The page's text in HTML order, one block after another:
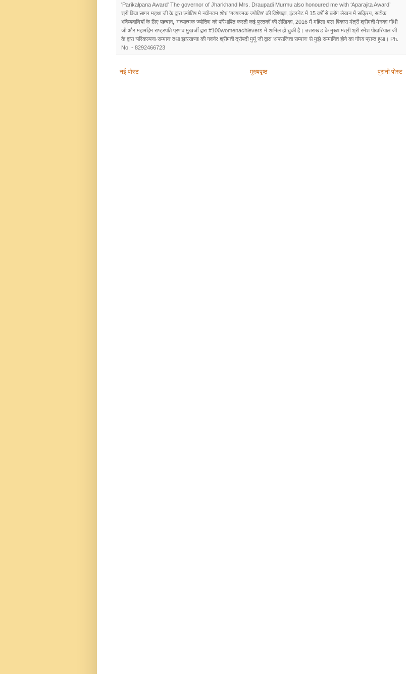
'Parikalpana Award' The governor of Jharkhand Mrs. Draupadi Murmu also honoured me with ‘Aparajita Award’
श्री विद्या सागर महथा जी के द्वारा ज्योतिष मे नवीनतम शोध 'गत्यात्मक ज्योतिष' की विशेषज्ञा, इंटरनेट में 15 वर्षों से ब्लॉग लेखन में सक्रिय, सटीक
भविष्यवाणियों के लिए पहचान, 'गत्यात्मक ज्योतिष' को परिभाषित करती कई पुस्तकों की लेखिका, 2016 में महिला-बाल-विकास मंत्री श्रीमती मेनका गाँधी
जी और महामहिम राष्ट्रपति प्रणव मुख़र्जी द्वारा #100womenachievers में शामिल हो चुकी हैं। उत्तराखंड के मुख्य मंत्री श्री रमेश पोखरियाल जी
के द्वारा 'परिकल्पना-सम्मान' तथा झारखण्ड की गवर्नर श्रीमती द्रौपदी मुर्मू जी द्वारा 'अपराजिता सम्मान' से मुझे सम्मानित होने का गौरव प्राप्त हुआ। Ph.
No. - 8292466723
नई पोस्ट पुरानी पोस्ट
मुख्यपृष्ठ